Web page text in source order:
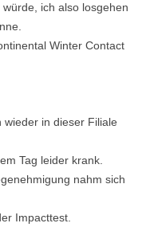
ich also losgehen
Winter Contact
in dieser Filiale
Tag leider krank.
nahm sich
Impacttest.